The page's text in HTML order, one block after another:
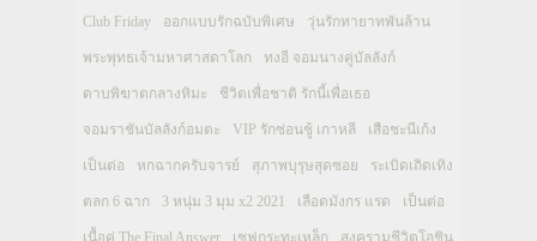
Club Friday ออกแบบรักฉบับพิเศษ วุ่นรักทายาทพันล้าน
พระพุทธเจ้ามหาศาสดาโลก ทงอี จอมนางคู่บัลลังก์
ดาบพิฆาตกลางหิมะ ชีวิตเพื่อชาติ รักนี้เพื่อเธอ
จอมราชันบัลลังก์อมตะ VIP รักซ่อนชู้ เกาหลี เสือชะนีเก้ง
เป็นต่อ หกฉากครับจารย์ สุภาพบุรุษสุดซอย ระเบิดเถิดเทิง
ตลก 6 ฉาก 3 หนุ่ม 3 มุม x2 2021 เลือดมังกร แรด เป็นต่อ
เนื้อคู่ The Final Answer เชฟกระทะเหล็ก สงครามชีวิตโอชิน